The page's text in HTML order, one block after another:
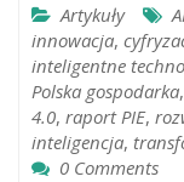
Artykuły
innowacja,
inteligentne
Polska gospodarka,
4.0, raport PIE,
inteligencja,
0 Comments